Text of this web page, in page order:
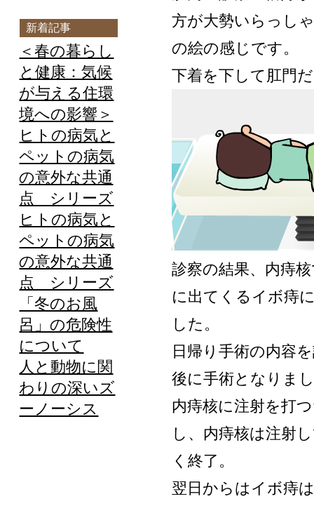
新着記事
＜春の暮らし
と健康：気候
が与える住環
境への影響＞
ヒトの病気と
ペットの病気
の意外な共通
点 シリーズ
ヒトの病気と
ペットの病気
の意外な共通
点 シリーズ
「冬のお風
呂」の危険性
について
人と動物に関
わりの深いズ
ーノーシス
方が大勢いらっし
の絵の感じです。
下着を下して肛門
診察の結果、内痔
に出てくるイボ痔
した。
日帰り手術の内容
後に手術となりま
内痔核に注射を打
し、内痔核は注射
く終了。
翌日からはイボ痔